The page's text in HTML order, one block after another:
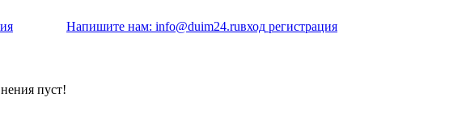
пуст!
Напишите нам: info@duim24.ruвход регистрация